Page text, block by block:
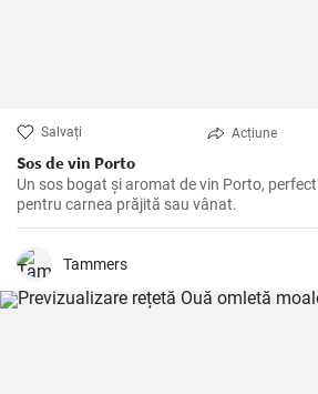
Salvați Acțiune
Sos de vin Porto
Un sos bogat și aromat de vin Porto,
pentru carnea prăjită sau vânat.
Tammers